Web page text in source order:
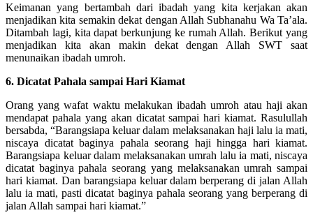
Keimanan yang bertambah dari ibadah yang kita kerjakan akan
menjadikan kita semakin dekat dengan Allah Subhanahu Wa Ta’ala.
Ditambah lagi, kita dapat berkunjung ke rumah Allah. Berikut yang
menjadikan kita akan makin dekat dengan Allah SWT saat
menunaikan ibadah umroh.
6. Dicatat Pahala sampai Hari Kiamat
Orang yang wafat waktu melakukan ibadah umroh atau haji akan
mendapat pahala yang akan dicatat sampai hari kiamat. Rasulullah
bersabda, “Barangsiapa keluar dalam melaksanakan haji lalu ia mati,
niscaya dicatat baginya pahala seorang haji hingga hari kiamat.
Barangsiapa keluar dalam melaksanakan umrah lalu ia mati, niscaya
dicatat baginya pahala seorang yang melaksanakan umrah sampai
hari kiamat. Dan barangsiapa keluar dalam berperang di jalan Allah
lalu ia mati, pasti dicatat baginya pahala seorang yang berperang di
jalan Allah sampai hari kiamat.”